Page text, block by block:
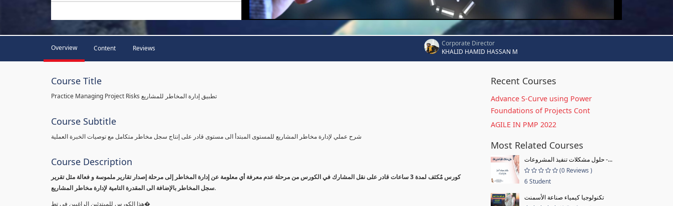
Overview Content Reviews
Corporate Director
KHALID HAMID HASSAN M
Course Title
Practice Managing Project Risks تطبيق إدارة المخاطر للمشاريع
Course Subtitle
شرح عملي لإدارة مخاطر المشاريع للمستوى المبتدأ الى مستوى قادر على إنتاج سجل مخاطر متكامل مع توصيات الخبرة العملية
Course Description
كورس مٌكثف لمدة 3 ساعات قادر على نقل المشارك في الكورس من مرحلة عدم معرفة أي معلومة عن إدارة المخاطر إلى مرحلة إصدار تقارير ملموسة و فعالة مثل تقرير
سجل المخاطر بالإضافة الى المقدرة التامية لإدارة مخاطر المشاريع.
هذا الكورس للمبتدئين الراغبين في تط�
Recent Courses
Advance S-Curve using Power
Foundations of Projects Cont
AGILE IN PMP 2022
Most Related Courses
حلول مشكلات تنفيذ المشروعات -...
(0 Reviews )
6 Student
تكنولوجيا كيمياء صناعة الأسمنت